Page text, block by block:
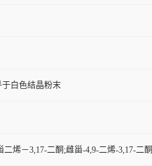
白色结晶粉末
二烯－3,17-二酮;雌甾-4,9-二烯-3,17-二酮